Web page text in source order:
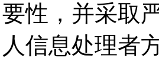
要性，并采取
人信息处理者